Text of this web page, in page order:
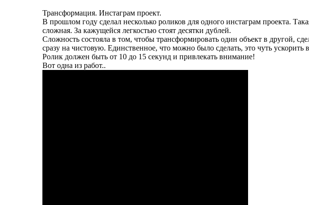
Трансформация. Инстаграм проект.
В прошлом году сделал несколько роликов для одного инстаграм проекта.
сложная. За кажущейся легкостью стоят десятки дублей.
Сложность состояла в том, чтобы трансформировать один объект в другой,
сразу на чистовую. Единственное, что можно было сделать, это чуть ускорить
Ролик должен быть от 10 до 15 секунд и привлекать внимание!
Вот одна из работ..